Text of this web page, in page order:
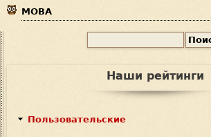
MOBA
Наши рейтинги
Пользовательские